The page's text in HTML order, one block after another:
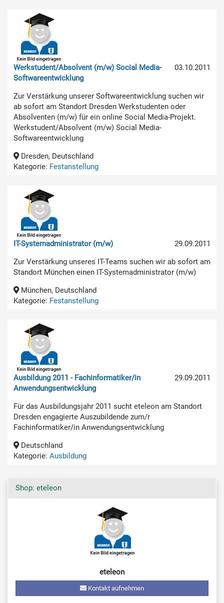
03.10.2011
Werkstudent/Absolvent (m/w) Social Media-
Softwareentwicklung
Zur Verstärkung unserer Softwareentwicklung suchen wir
ab sofort am Standort Dresden Werkstudenten oder
Absolventen (m/w) für ein online Social Media-Projekt.
Werkstudent/Absolvent (m/w) Social Media-
Softwareentwicklung
Dresden, Deutschland
Kategorie: Festanstellung
29.09.2011
IT-Systemadministrator (m/w)
Zur Verstärkung unseres IT-Teams suchen wir ab sofort am
Standort München einen IT-Systemadministrator (m/w)
München, Deutschland
Kategorie: Festanstellung
29.09.2011
Ausbildung 2011 - Fachinformatiker/in
Anwendungsentwicklung
Für das Ausbildungsjahr 2011 sucht eteleon am Standort
Dresden engagierte Auszubildende zum/r
Fachinformatiker/in Anwendungsentwicklung
Deutschland
Kategorie: Ausbildung
Shop: eteleon
eteleon
Kontakt aufnehmen